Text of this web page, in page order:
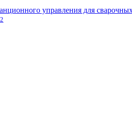
управления для